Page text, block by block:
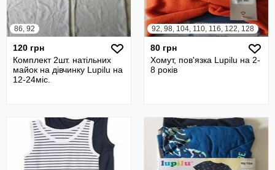
86, 92
120 грн
Комплект 2шт. натільних
майок на дівчинку Lupilu на
12-24міс.
92, 98, 104, 110, 116, 122, 128
80 грн
Хомут, пов'язка Lupilu на 2-
8 років